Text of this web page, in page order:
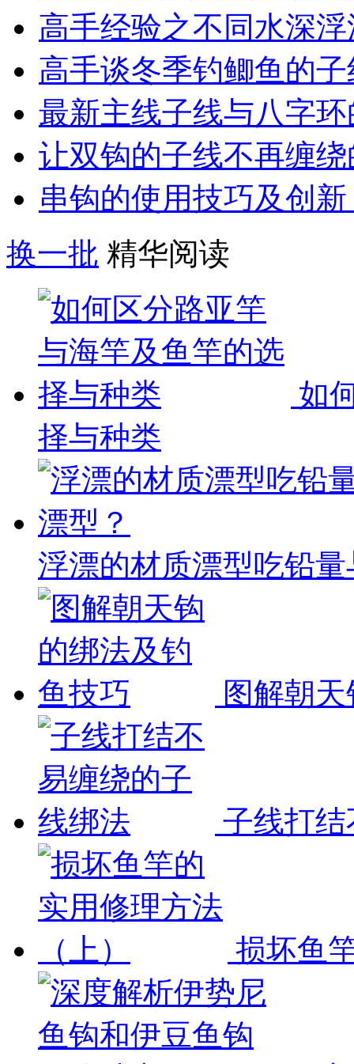
高手经验之不同水深
高手谈冬季钓鲫鱼的
最新主线子线与八字
让双钩的子线不再缠
串钩的使用技巧及创
换一批 精华阅读
如
择与种类
浮漂的材质漂型吃铅
图解朝
子线打
损坏鱼